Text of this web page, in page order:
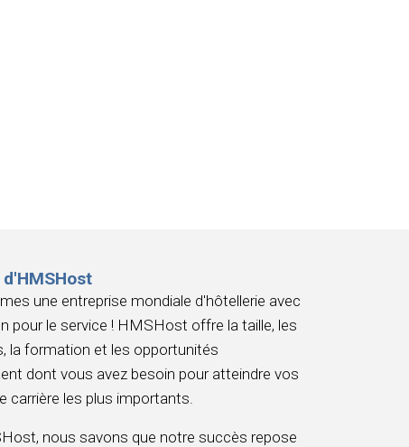
une entreprise mondiale d'hôtellerie avec
pour le service ! HMSHost offre la taille, les
la formation et les opportunités
dont vous avez besoin pour atteindre vos
carrière les plus importants.
nous savons que notre succès repose